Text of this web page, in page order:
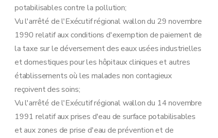
Art. 60
Sous-section 2 Documents à joindre à la demande de permis d'environnement et de permis unique
Sous-section 3 Instruction et délivrance du permis d'environnement et du permis unique
Art. 62
Art. 64
Sous-section 4 Surveillance et mesures administratives
Art. 66
Section 4 Déclarations
Sous-section première
Procédure de déclaration relative aux établissements de classe 3
Art. 67
Art. 68
potabilisables contre la pollution;
Vu l'arrêté de l'Exécutif régional wallon du 29 novembre
1990 relatif aux conditions d'exemption de paiement de
la taxe sur le déversement des eaux usées industrielles
et domestiques pour les hôpitaux cliniques et autres
établissements où les malades non contagieux
reçoivent des soins;
Vu l'arrêté de l'Exécutif régional wallon du 14 novembre
1991 relatif aux prises d'eau de surface potabilisables
et aux zones de prise d'eau de prévention et de